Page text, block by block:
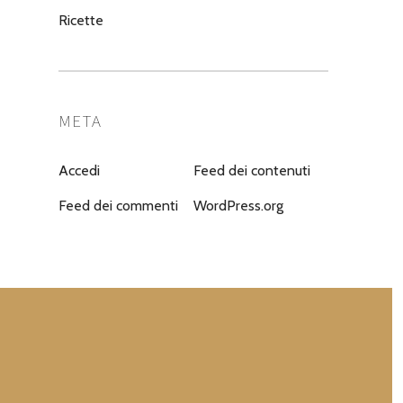
Ricette
META
Accedi Feed dei contenuti
Feed dei commenti WordPress.org